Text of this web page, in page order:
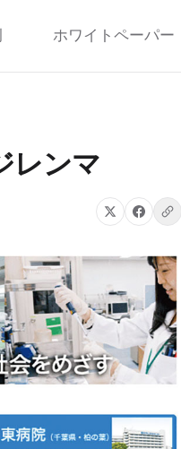
ホワイトペーパー
レンマ